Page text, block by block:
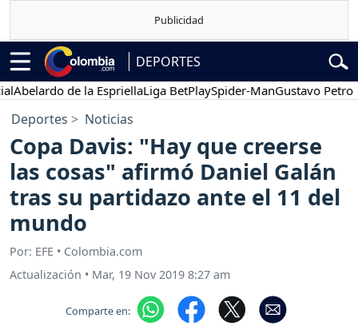
DEPORTES
de la EspriellaLiga BetPlaySpider-ManGustavo Petro
Deportes Noticias
Copa Davis: "Hay que creerse
las cosas" afirmó Daniel Galán
tras su partidazo ante el 11 del
mundo
Por: EFE • Colombia.com
Actualización • Mar, 19 Nov 2019 8:27 am
Comparte en: